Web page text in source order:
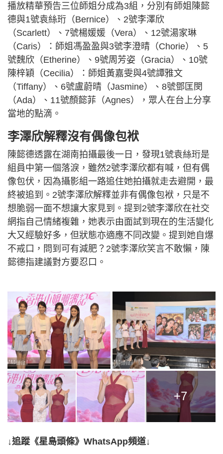
播放精華預告三位師姐分成為3組，分別有師姐陳懿
德與1號袁絲珩（Bernice）、2號李澤欣
（Scarlett）、7號楊媛媛（Vera）、12號湯家琳
（Caris）：師姐馮盈盈與3號李澄晴（Chorie）、5
號魏欣（Etherine）、9號周芳姿（Gracia）、10號
陳梓穎（Cecilia）：師姐黃嘉雯與4號譚雅文
（Tiffany）、6號盧蔚晴（Jasmine）、8號鄧匡閔
（Ada）、11號顏懿菲（Agnes），眾人在台上分享
當地的點滴。
李澤欣解釋沒有偶像包袱
陳懿德透露在湖南拍攝最後一日，發現1號袁絲珩是
組員中第一個落淚，雖然2號李澤欣都有喊，但有偶
像包伏，因為攝影組一路追住她拍攝就走去避開，最
終被追到。2號李澤欣解釋並非有偶像包袱，只是不
想脆弱一面不想讓大家見到。提到2號李澤欣在社交
網指自己情緒複雜，她表示由面試到現在的生活變化
大又經驗好多，但狀態亦適應不同改變。提到她自爆
不戒口，問到可有減肥？2號李澤欣笑言不敢懶，陳
懿德指建議對方要忍口。
+7
↓追蹤《星島頭條》WhatsApp頻道↓